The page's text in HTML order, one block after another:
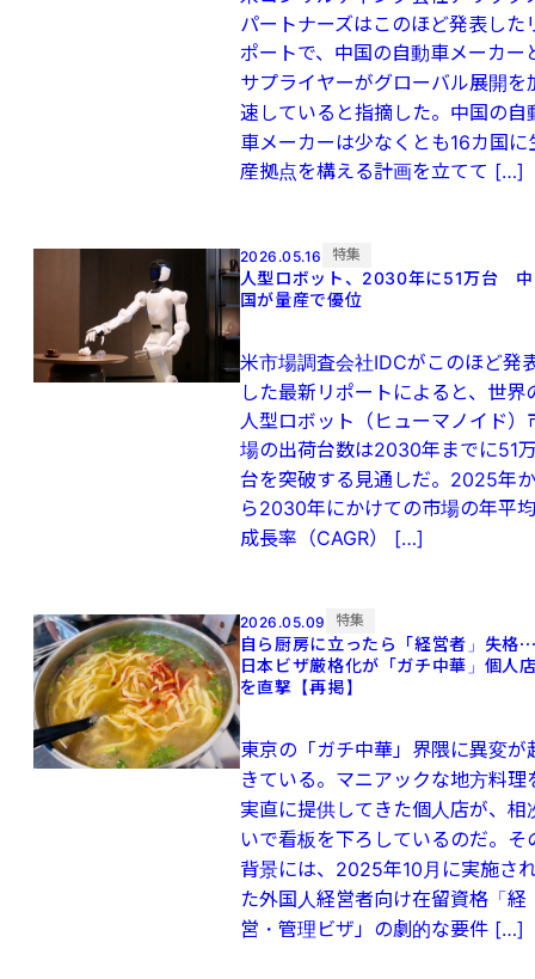
パートナーズはこのほど発表した
ポートで、中国の自動車メーカー
サプライヤーがグローバル展開を
速していると指摘した。中国の自
車メーカーは少なくとも16カ国に
産拠点を構える計画を立てて […]
2026.05.16 特集
人型ロボット、2030年に51万台 中
国が量産で優位
米市場調査会社IDCがこのほど発
した最新リポートによると、世界
人型ロボット（ヒューマノイド）
場の出荷台数は2030年までに51
台を突破する見通しだ。2025年か
ら2030年にかけての市場の年平均
成長率（CAGR） […]
2026.05.09 特集
自ら厨房に立ったら「経営者」失格
日本ビザ厳格化が「ガチ中華」個人
を直撃【再掲】
東京の「ガチ中華」界隈に異変が
きている。マニアックな地方料理
実直に提供してきた個人店が、相
いで看板を下ろしているのだ。そ
背景には、2025年10月に実施さ
た外国人経営者向け在留資格「経
営・管理ビザ」の劇的な要件 […]